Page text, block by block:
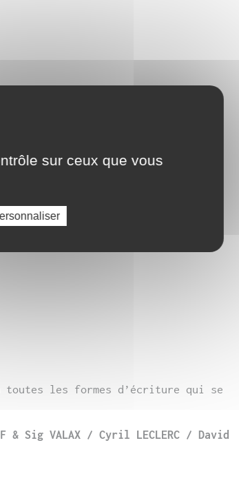
toutes les formes d’écriture qui se
& Sig VALAX / Cyril LECLERC / David
sur ceux que vous